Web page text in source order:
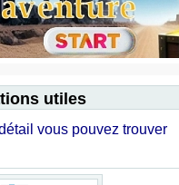
utiles
vous pouvez trouver